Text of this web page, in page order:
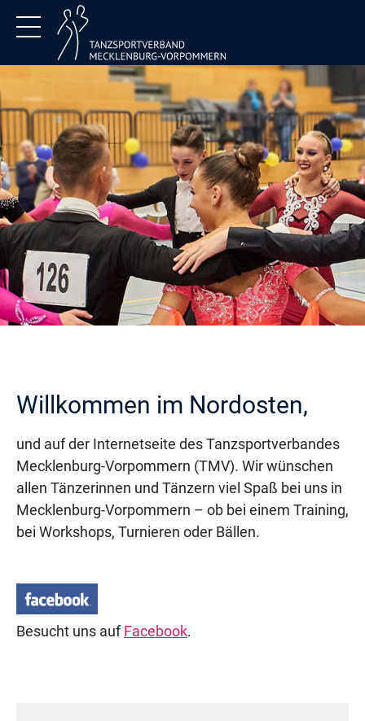
Verband
Jugend
DTSA
Service
Kontakt
Willkommen im Nordosten,
und auf der Internetseite des Tanzsportverbandes
Mecklenburg-Vorpommern (TMV). Wir wünschen
allen Tänzerinnen und Tänzern viel Spaß bei uns in
Mecklenburg-Vorpommern – ob bei einem Training,
bei Workshops, Turnieren oder Bällen.
Besucht uns aufFacebook.